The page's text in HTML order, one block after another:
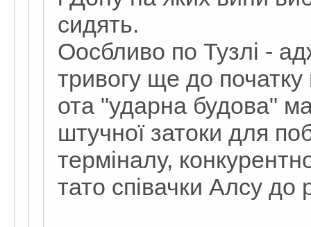
сидять.
Оосбливо по Тузлі -
тривогу ще до початку
ота "ударна будова"
штучної затоки для
терміналу,
тато співачки Алсу до